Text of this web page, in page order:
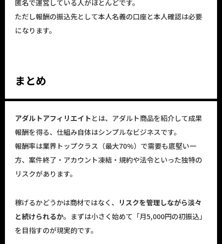
匿名で運営している人がほとんどです。
ただし報酬の振込先として本人名義の口座と本人確認は必要
になります。
まとめ
アダルトアフィリエイトとは、アダルト商品を紹介して成果
報酬を得る、仕組み自体はシンプルなビジネスです。
報酬率は業界トップクラス（最大70%）で需要も底堅い一
方、案件終了・アカウント凍結・規約や法令といった独特の
リスクがあります。
稼げるかどうかは商材ではなく、 リスクを管理しながら淡々
と続けられるか。まずは小さく始めて「月5,000円の初振込」
を目指すのが現実的です。